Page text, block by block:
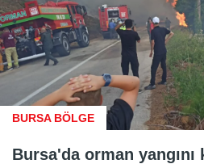
BURSA BÖLGE
Bursa'da orman yangını